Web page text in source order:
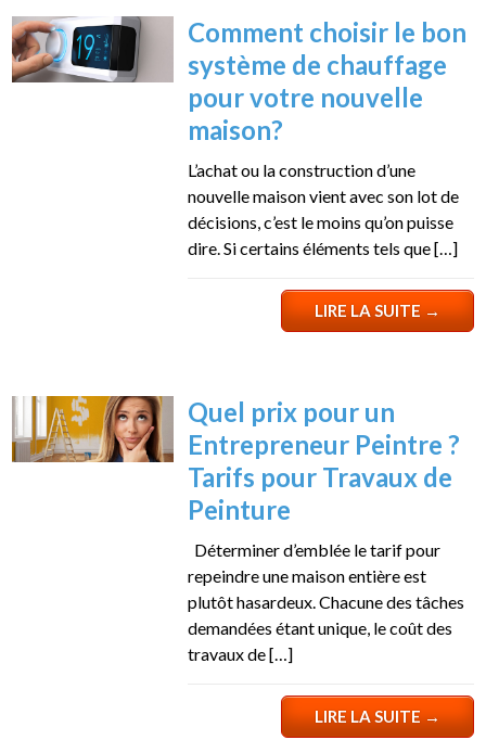
Comment choisir le bon
système de chauffage
pour votre nouvelle
maison?
L’achat ou la construction d’une
nouvelle maison vient avec son lot de
décisions, c’est le moins qu’on puisse
dire. Si certains éléments tels que […]
LIRE LA SUITE→
Quel prix pour un
Entrepreneur Peintre ?
Tarifs pour Travaux de
Peinture
Déterminer d’emblée le tarif pour
repeindre une maison entière est
plutôt hasardeux. Chacune des tâches
demandées étant unique, le coût des
travaux de […]
LIRE LA SUITE→